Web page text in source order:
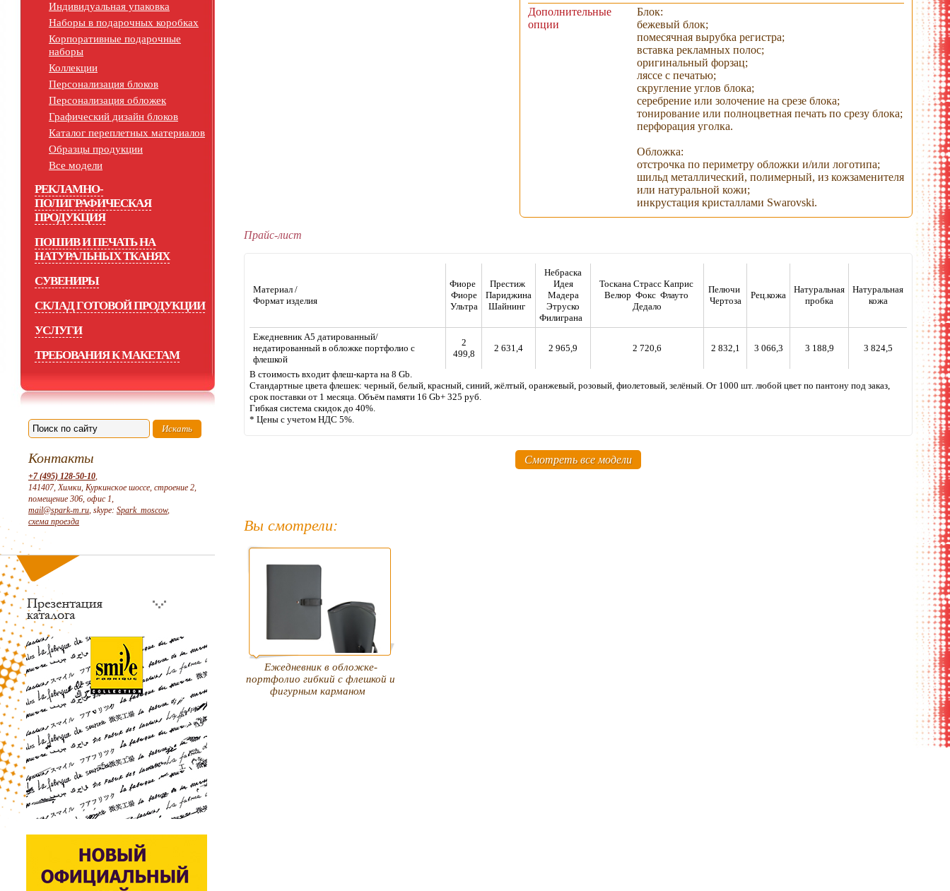
Индивидуальная упаковка
Наборы в подарочных коробках
Корпоративные подарочные
наборы
Коллекции
Персонализация блоков
Персонализация обложек
Графический дизайн блоков
Каталог переплетных материалов
Образцы продукции
Все модели
РЕКЛАМНО-
ПОЛИГРАФИЧЕСКАЯ
ПРОДУКЦИЯ
ПОШИВ И ПЕЧАТЬ НА
НАТУРАЛЬНЫХ ТКАНЯХ
СУВЕНИРЫ
СКЛАД ГОТОВОЙ ПРОДУКЦИИ
УСЛУГИ
ТРЕБОВАНИЯ К МАКЕТАМ
Контакты
+7 (495) 128-50-10,
141407, Химки, Куркинское шоссе, строение 2,
помещение 306, офис 1,
mail@spark-m.ru, skype: Spark_moscow,
схема проезда
Дополнительные
опции
Блок:
бежевый блок;
помесячная вырубка регистра;
вставка рекламных полос;
оригинальный форзац;
ляссе с печатью;
скругление углов блока;
серебрение или золочение на срезе блока;
тонирование или полноцветная печать по срезу блока;
перфорация уголка.
Обложка:
отстрочка по периметру обложки и/или логотипа;
шильд металлический, полимерный, из кожзаменителя
или натуральной кожи;
инкрустация кристаллами Swarovski.
Прайс-лист
Материал /
Формат изделия
Фиоре
Фиоре
Ультра
Престиж
Париджина
Шайнинг
Небраска
Идея
Мадера
Этруско
Филиграна
Тоскана Страсс Каприс
Велюр Фокс Флауто
Дедало
Пелючи
Чертоза
Рец.кожа
Натуральная
пробка
Натуральная
кожа
Ежедневник А5 датированный/
недатированный в обложке портфолио с
флешкой
2
499,8
2 631,4 2 965,9 2 720,6 2 832,1 3 066,3 3 188,9 3 824,5
В стоимость входит флеш-карта на 8 Gb.
Стандартные цвета флешек: черный, белый, красный, синий, жёлтый, оранжевый, розовый, фиолетовый, зелёный. От 1000 шт. любой цвет по пантону под заказ,
срок поставки от 1 месяца. Объём памяти 16 Gb+ 325 руб.
Гибкая система скидок до 40%.
* Цены с учетом НДС 5%.
Смотреть все модели
Вы смотрели:
Ежедневник в обложке-
портфолио гибкий с флешкой и
фигурным карманом